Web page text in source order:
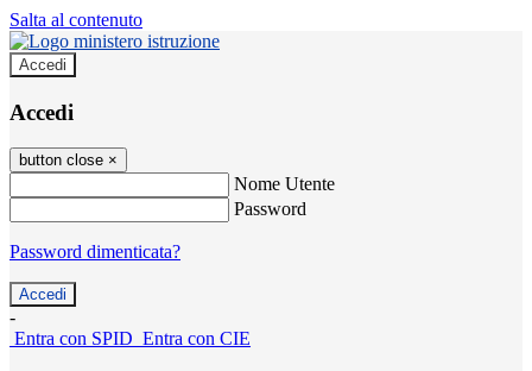
Salta al contenuto
Accedi
Accedi
button close ×
Nome Utente
Password
Password dimenticata?
-
Entra con SPID Entra con CIE